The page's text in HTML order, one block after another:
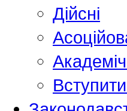
Дійсні